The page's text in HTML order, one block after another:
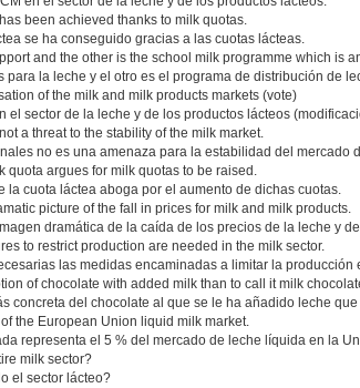
been achieved thanks to milk quotas.
se ha conseguido gracias a las cuotas lácteas.
and the other is the school milk programme which is
la leche y el otro es el programa de distribución de
of the milk and milk products markets (vote)
el sector de la leche y de los productos lácteos
a threat to the stability of the milk market.
no es una amenaza para la estabilidad del mercado
quota argues for milk quotas to be raised.
la cuota láctea aboga por el aumento de dichas cuotas.
picture of the fall in prices for milk and milk products.
dramática de la caída de los precios de la leche y
to restrict production are needed in the milk sector.
las medidas encaminadas a limitar la producción
of chocolate with added milk than to call it milk
concreta del chocolate al que se le ha añadido leche
the European Union liquid milk market.
representa el 5 % del mercado de leche líquida en la
milk sector?
el sector lácteo?